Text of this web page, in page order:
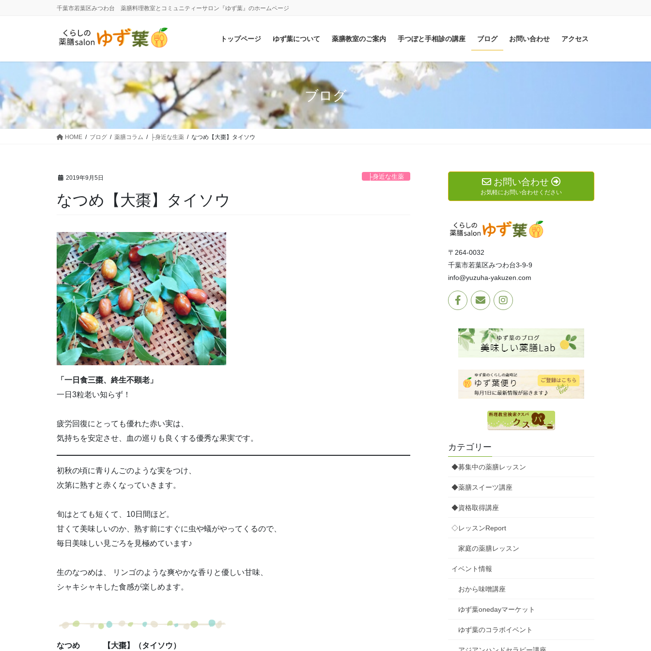
に
動
ョ
に
移
動
千葉市若葉区みつわ台 薬膳料理教室とコミュニティーサロン『ゆず葉』のホームページ
トップページ ゆず葉について 薬膳教室のご案内 手つぼと手相診の講座 ブログ お問い合わせ アクセス
ブログ
HOME ブログ 薬膳コラム ├身近な生薬 なつめ【大棗】タイソウ
2019年9月5日 ├身近な生薬
なつめ【大棗】タイソウ
「一日食三棗、終生不顕老」
一日3粒老い知らず！
疲労回復にとっても優れた赤い実は、
気持ちを安定させ、血の巡りも良くする優秀な果実です。
初秋の頃に青りんごのような実をつけ、
次第に熟すと赤くなっていきます。
旬はとても短くて、10日間ほど。
甘くて美味しいのか、熟す前にすぐに虫や蟻がやってくるので、
毎日美味しい見ごろを見極めています♪
生のなつめは、 リンゴのような爽やかな香りと優しい甘味、
シャキシャキした食感が楽しめます。
なつめ 【大棗】（タイソウ）
お問い合わせ
お気軽にお問い合わせください
〒264-0032
千葉市若葉区みつわ台3-9-9
info@yuzuha-yakuzen.com
カテゴリー
◆募集中の薬膳レッスン
◆薬膳スイーツ講座
◆資格取得講座
◇レッスンReport
家庭の薬膳レッスン
イベント情報
おから味噌講座
ゆず葉onedayマーケット
ゆず葉のコラボイベント